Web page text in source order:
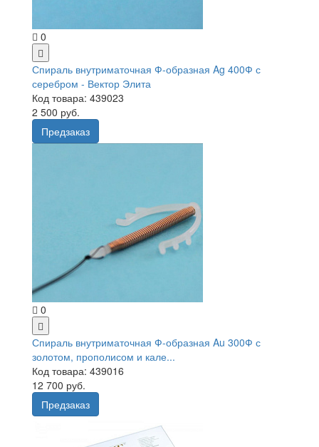
0
Спираль внутриматочная Ф-образная Ag 400Ф с
серебром - Вектор Элита
Код товара: 439023
2 500 руб.
Предзаказ
0
Спираль внутриматочная Ф-образная Au 300Ф с
золотом, прополисом и кале...
Код товара: 439016
12 700 руб.
Предзаказ